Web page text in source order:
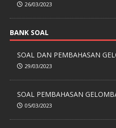
26/03/2023
BANK SOAL
SOAL DAN PEMBAHASAN
29/03/2023
SOAL PEMBAHASAN
05/03/2023